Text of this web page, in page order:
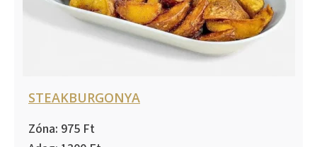
STEAKBURGONYA
975